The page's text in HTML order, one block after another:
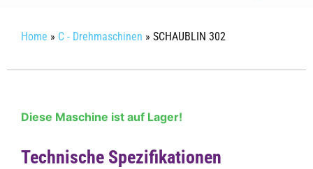
Home » C - Drehmaschinen » SCHAUBLIN 302
Diese Maschine ist auf Lager!
Technische Spezifikationen